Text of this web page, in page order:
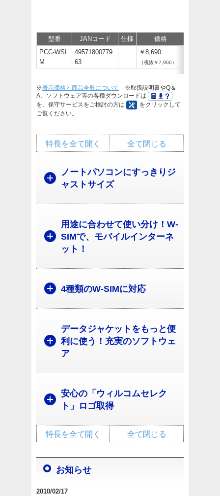
型番 JANコード 仕様 価格
PCC-WSI
M
49571800779
63
￥8,690
（税抜￥7,900）
※表示価格と商品全般について ※取扱説明書やQ＆
A、ソフトウェア等の各種ダウンロードは
を、保守サービスをご検討の方は
をクリックして
ご覧ください。
全て閉じる
特長を全て開く
ノートパソコンにすっきりジ
ャストサイズ
用途に合わせて使い分け！W-
SIMで、モバイルインターネ
ット！
4種類のW-SIMに対応
データジャケットをもっと便
利に使う！充実のソフトウェ
ア
安心の「ウィルコムセレク
ト」ロゴ取得
全て閉じる
特長を全て開く
お知らせ
2010/02/17